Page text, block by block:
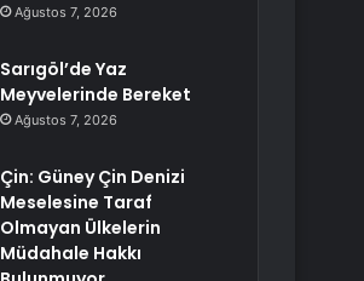
Ağustos 7, 2026
Sarıgöl’de Yaz
Meyvelerinde Bereket
Ağustos 7, 2026
Çin: Güney Çin Denizi
Meselesine Taraf
Olmayan Ülkelerin
Müdahale Hakkı